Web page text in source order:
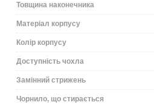
Товщина наконечника
Матеріал корпусу
Колір корпусу
Доступність чохла
Замінний стрижень
Чорнило, що стирається